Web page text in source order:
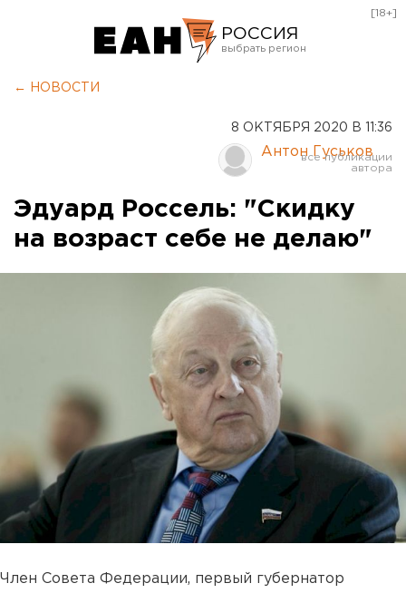
РОССИЯ
Курган
Оренбург
[18+]
← НОВОСТИ
8 ОКТЯБРЯ 2020 В 11:36
Антон Гуськов
Эдуард Россель: "Скидку
на возраст себе не делаю"
Член Совета Федерации, первый губернатор